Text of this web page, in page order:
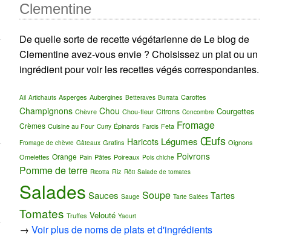
Clementine
De quelle sorte de recette végétarienne de Le blog de
Clementine avez-vous envie ? Choisissez un plat ou un
ingrédient pour voir les recettes végés correspondantes.
Ail Artichauts Asperges Aubergines Betteraves Burrata Carottes
Champignons Chèvre Chou Chou-fleur Citrons Concombre Courgettes
Crèmes Cuisine au Four Curry Épinards Farcis Feta Fromage
Fromage de chèvre Gâteaux Gratins Haricots Légumes Œufs Oignons
Omelettes Orange Pain Pâtes Poireaux Pois chiche Poivrons
Pomme de terre Ricotta Riz Rôti Salade de tomates
Salades Sauces Sauge Soupe Tarte Salées Tartes
Tomates Truffes Velouté Yaourt
→Voir plus de noms de plats et d'ingrédients